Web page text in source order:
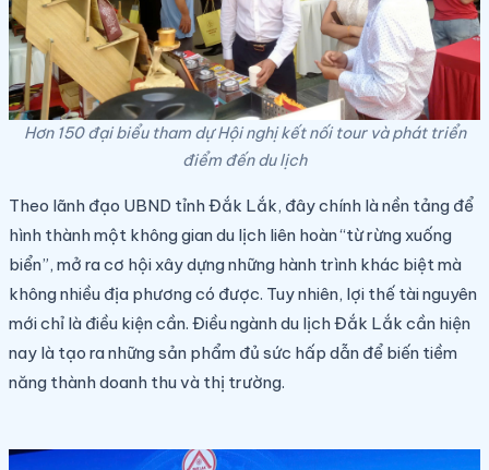
Hơn 150 đại biểu tham dự Hội nghị kết nối tour và phát triển
điểm đến du lịch
Theo lãnh đạo UBND tỉnh Đắk Lắk, đây chính là nền tảng để
hình thành một không gian du lịch liên hoàn “từ rừng xuống
biển”, mở ra cơ hội xây dựng những hành trình khác biệt mà
không nhiều địa phương có được. Tuy nhiên, lợi thế tài nguyên
mới chỉ là điều kiện cần. Điều ngành du lịch Đắk Lắk cần hiện
nay là tạo ra những sản phẩm đủ sức hấp dẫn để biến tiềm
năng thành doanh thu và thị trường.